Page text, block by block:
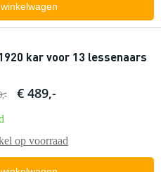
kar voor 13 lessenaars
€ 489,-
op voorraad